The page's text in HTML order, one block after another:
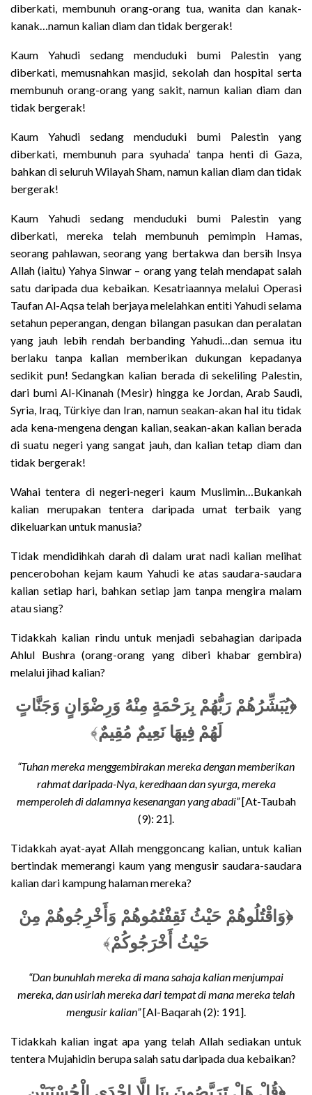
diberkati, membunuh orang-orang tua, wanita dan kanak-
kanak…namun kalian diam dan tidak bergerak!
Kaum Yahudi sedang menduduki bumi Palestin yang
diberkati, memusnahkan masjid, sekolah dan hospital serta
membunuh orang-orang yang sakit, namun kalian diam dan
tidak bergerak!
Kaum Yahudi sedang menduduki bumi Palestin yang
diberkati, membunuh para syuhada’ tanpa henti di Gaza,
bahkan di seluruh Wilayah Sham, namun kalian diam dan tidak
bergerak!
Kaum Yahudi sedang menduduki bumi Palestin yang
diberkati, mereka telah membunuh pemimpin Hamas,
seorang pahlawan, seorang yang bertakwa dan bersih Insya
Allah (iaitu) Yahya Sinwar – orang yang telah mendapat salah
satu daripada dua kebaikan. Kesatriaannya melalui Operasi
Taufan Al-Aqsa telah berjaya melelahkan entiti Yahudi selama
setahun peperangan, dengan bilangan pasukan dan peralatan
yang jauh lebih rendah berbanding Yahudi…dan semua itu
berlaku tanpa kalian memberikan dukungan kepadanya
sedikit pun! Sedangkan kalian berada di sekeliling Palestin,
dari bumi Al-Kinanah (Mesir) hingga ke Jordan, Arab Saudi,
Syria, Iraq, Türkiye dan Iran, namun seakan-akan hal itu tidak
ada kena-mengena dengan kalian, seakan-akan kalian berada
di suatu negeri yang sangat jauh, dan kalian tetap diam dan
tidak bergerak!
Wahai tentera di negeri-negeri kaum Muslimin…Bukankah
kalian merupakan tentera daripada umat terbaik yang
dikeluarkan untuk manusia?
Tidak mendidihkah darah di dalam urat nadi kalian melihat
pencerobohan kejam kaum Yahudi ke atas saudara-saudara
kalian setiap hari, bahkan setiap jam tanpa mengira malam
atau siang?
Tidakkah kalian rindu untuk menjadi sebahagian daripada
Ahlul Bushra (orang-orang yang diberi khabar gembira)
melalui jihad kalian?
﴿يُبَشِّرُهُمْ رَبُّهُمْ بِرَحْمَةٍ مِنْهُ وَرِضْوَانٍ وَجَنَّاتٍ
لَهُمْ فِيهَا نَعِيمٌ مُقِيمٌ﴾
“Tuhan mereka menggembirakan mereka dengan memberikan
rahmat daripada-Nya, keredhaan dan syurga, mereka
memperoleh di dalamnya kesenangan yang abadi”[At-Taubah
(9): 21].
Tidakkah ayat-ayat Allah menggoncang kalian, untuk kalian
bertindak memerangi kaum yang mengusir saudara-saudara
kalian dari kampung halaman mereka?
﴿وَاقْتُلُوهُمْ حَيْثُ ثَقِفْتُمُوهُمْ وَأَخْرِجُوهُمْ مِنْ
حَيْثُ أَخْرَجُوكُمْ﴾
“Dan bunuhlah mereka di mana sahaja kalian menjumpai
mereka, dan usirlah mereka dari tempat di mana mereka telah
mengusir kalian”[Al-Baqarah (2): 191].
Tidakkah kalian ingat apa yang telah Allah sediakan untuk
tentera Mujahidin berupa salah satu daripada dua kebaikan?